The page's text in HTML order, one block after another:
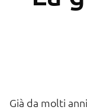
Già da molti